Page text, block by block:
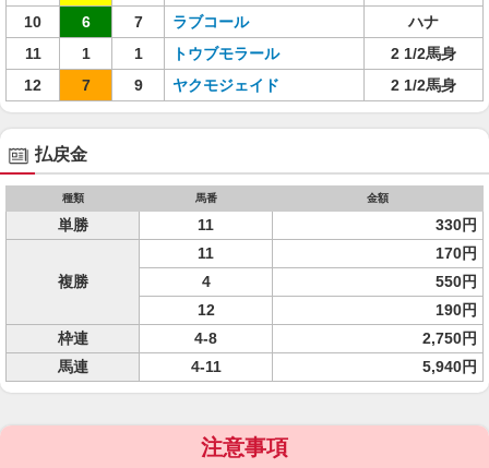
10
6 7 ラブコール
ハナ
11
1 1 トウブモラール
2 1/2馬身
12
7 9 ヤクモジェイド 2 1/2馬身
払戻金
種類 馬番 金額
単勝 11 330円
複勝
11
170円
4
550円
12
190円
枠連
4-8
2,750円
馬連
4-11 5,940円
注意事項